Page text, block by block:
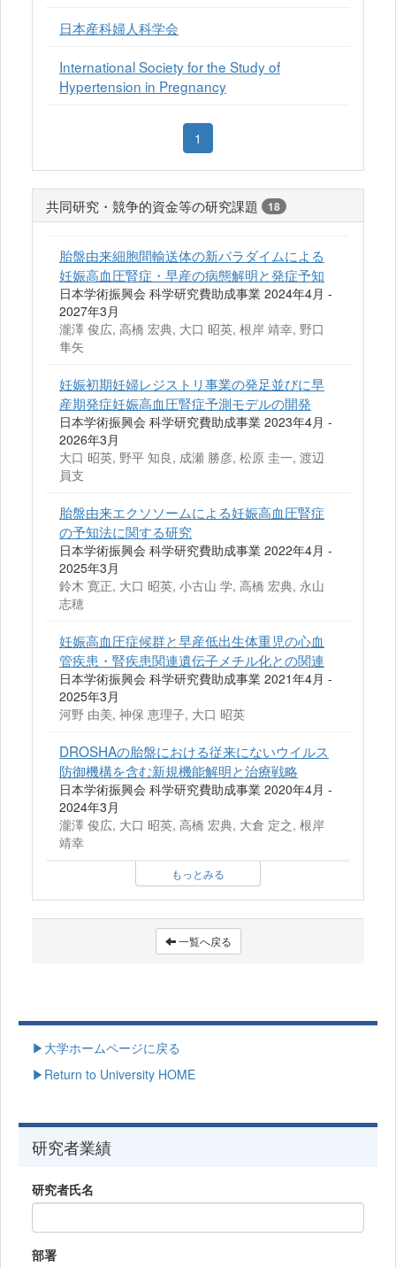
日本産科婦人科学会
International Society for the Study of
Hypertension in Pregnancy
1
共同研究・競争的資金等の研究課題 18
胎盤由来細胞間輸送体の新パラダイムによる
妊娠高血圧腎症・早産の病態解明と発症予知
日本学術振興会 科学研究費助成事業 2024年4月 -
2027年3月
瀧澤 俊広, 高橋 宏典, 大口 昭英, 根岸 靖幸, 野口
隼矢
妊娠初期妊婦レジストリ事業の発足並びに早
産期発症妊娠高血圧腎症予測モデルの開発
日本学術振興会 科学研究費助成事業 2023年4月 -
2026年3月
大口 昭英, 野平 知良, 成瀬 勝彦, 松原 圭一, 渡辺
員支
胎盤由来エクソソームによる妊娠高血圧腎症
の予知法に関する研究
日本学術振興会 科学研究費助成事業 2022年4月 -
2025年3月
鈴木 寛正, 大口 昭英, 小古山 学, 高橋 宏典, 永山
志穂
妊娠高血圧症候群と早産低出生体重児の心血
管疾患・腎疾患関連遺伝子メチル化との関連
日本学術振興会 科学研究費助成事業 2021年4月 -
2025年3月
河野 由美, 神保 恵理子, 大口 昭英
DROSHAの胎盤における従来にないウイルス
防御機構を含む新規機能解明と治療戦略
日本学術振興会 科学研究費助成事業 2020年4月 -
2024年3月
瀧澤 俊広, 大口 昭英, 高橋 宏典, 大倉 定之, 根岸
靖幸
もっとみる
一覧へ戻る
▶大学ホームページに戻る
▶Return to University HOME
研究者業績
研究者氏名
部署